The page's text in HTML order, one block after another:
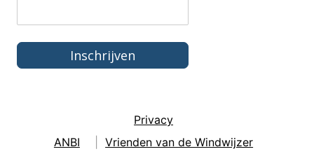
Inschrijven
Privacy
ANBI
Vrienden van de Windwijzer